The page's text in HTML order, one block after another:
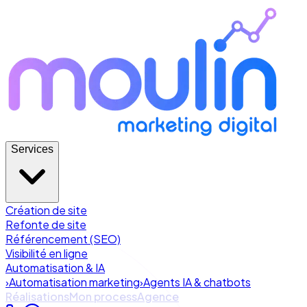
Services
Création de site
Refonte de site
Référencement (SEO)
Visibilité en ligne
Automatisation & IA
›Automatisation marketing›Agents IA & chatbots
RéalisationsMon processAgence